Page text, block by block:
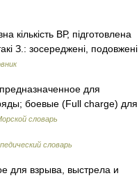
ВР, підготовлена
З.: зосереджені, подовжені
для
боевые (Full charge) для
словарь
словарь
для взрыва, выстрела и